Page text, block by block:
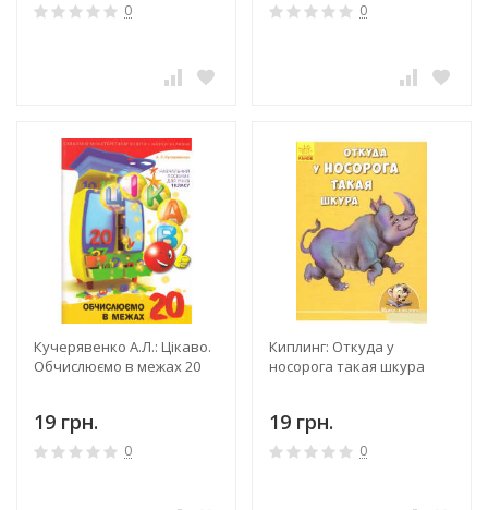
0 0
Кучерявенко А.Л.: Цікаво.
Обчислюємо в межах 20
19 грн.
0
Киплинг: Откуда у
носорога такая шкура
19 грн.
0